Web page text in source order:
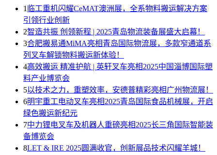
1 临工重机闪耀CeMAT澳洲展，全系物料搬运解决方案
引领行业创新
2智造共振 创领新程 | 2025青岛物流装备展盛大启幕！
3合肥搬易通MiMA亮相青岛国际物流展，多款窄通道系
列叉车解锁物料搬运新体验！
4高效搬运 精准护航 | 英轩叉车亮相2025中国淄博国际塑
料产业博览会
5以技术之力，重塑效率，安德普精彩亮相广州物流展！
6明宇重工电动叉车亮相2025青岛国际食品机械展，开启
绿色搬运新纪元
7中力锂电叉车及机器人重磅亮相2025长三角国际智能装
备博览会
8LET & IRE 2025圆满收官，创新展品技术闪耀羊城！